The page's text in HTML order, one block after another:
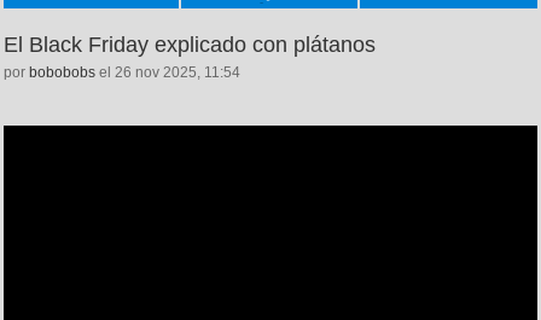
El Black Friday explicado con plátanos
por bobobobs el 26 nov 2025, 11:54